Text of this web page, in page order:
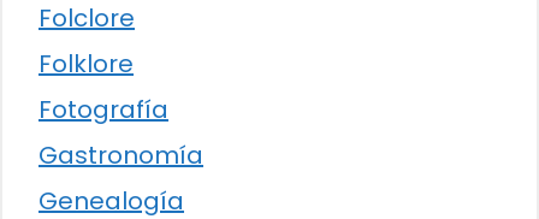
Folclore
Folklore
Fotografía
Gastronomía
Genealogía